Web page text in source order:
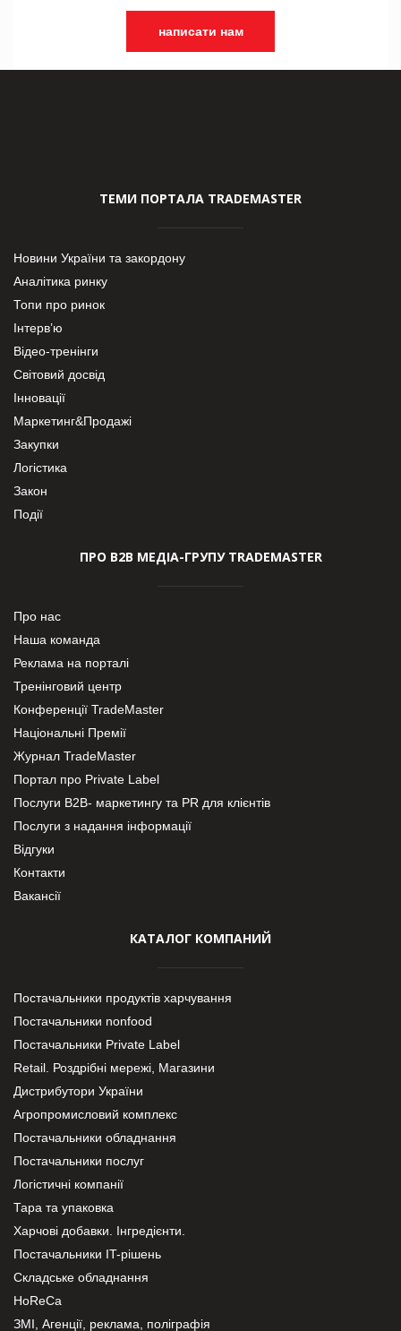
написати нам
ТЕМИ ПОРТАЛА TRADEMASTER
Новини України та закордону
Аналітика ринку
Топи про ринок
Інтерв’ю
Відео-тренінги
Світовий досвід
Інновації
Маркетинг&Продажі
Закупки
Логістика
Закон
Події
ПРО В2В МЕДІА-ГРУПУ TRADEMASTER
Про нас
Наша команда
Реклама на порталі
Тренінговий центр
Конференції TradeMaster
Національні Премії
Журнал TradeMaster
Портал про Private Label
Послуги В2В- маркетингу та PR для клієнтів
Послуги з надання інформації
Відгуки
Контакти
Вакансії
КАТАЛОГ КОМПАНИЙ
Постачальники продуктів харчування
Постачальники nonfood
Постачальники Private Label
Retail. Роздрібні мережі, Магазини
Дистрибутори України
Агропромисловий комплекс
Постачальники обладнання
Постачальники послуг
Логістичні компанії
Тара та упаковка
Харчові добавки. Інгредієнти.
Постачальники IT-рішень
Складське обладнання
HoReCa
ЗМІ, Агенції, реклама, поліграфія